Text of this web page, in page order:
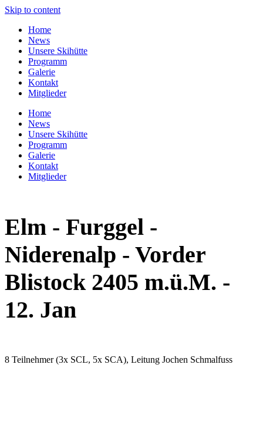
Skip to content
Home
News
Unsere Skihütte
Programm
Galerie
Kontakt
Mitglieder
Home
News
Unsere Skihütte
Programm
Galerie
Kontakt
Mitglieder
Elm - Furggel -
Niderenalp - Vorder
Blistock 2405 m.ü.M. -
12. Jan
8 Teilnehmer (3x SCL, 5x SCA), Leitung Jochen Schmalfuss